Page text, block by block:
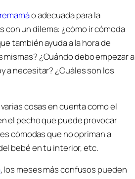
o adecuada para la
un dilema: ¿cómo ir cómoda
también ayuda a la hora de
¿Cuándo debo empezar a
a necesitar? ¿Cuáles son los
cosas en cuenta como el
el pecho que puede provocar
cómodas que no opriman a
bebé en tu interior, etc.
, los meses más confusos pueden